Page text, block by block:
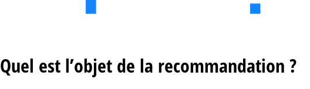
Quel est l’objet de la recommandation ?